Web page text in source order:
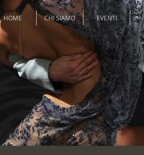
HOME CHI SIAMO EVENTI